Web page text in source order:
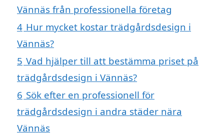
Vännäs från professionella företag
4 Hur mycket kostar trädgårdsdesign i
Vännäs?
5 Vad hjälper till att bestämma priset på
trädgårdsdesign i Vännäs?
6 Sök efter en professionell för
trädgårdsdesign i andra städer nära
Vännäs